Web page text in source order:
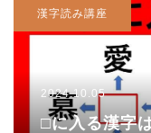
漢字読み講座
2024.10.05
□に入る漢字